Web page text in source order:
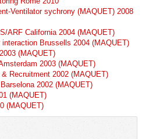
Ventilator sychrony (MAQUET) 2008
ARF California 2004 (MAQUET)
interaction Brussells 2004 (MAQUET)
(MAQUET)
2003 (MAQUET)
Recruitment 2002 (MAQUET)
2002 (MAQUET)
(MAQUET)
(MAQUET)